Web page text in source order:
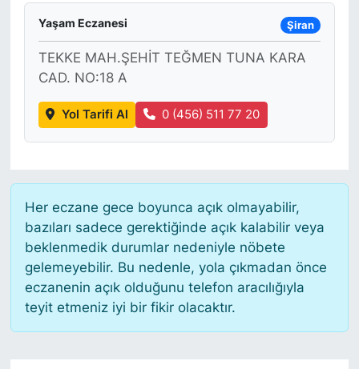
Yaşam Eczanesi Şiran
TEKKE MAH.ŞEHİT TEĞMEN TUNA KARA
CAD. NO:18 A
Yol Tarifi Al 0 (456) 511 77 20
Her eczane gece boyunca açık olmayabilir,
bazıları sadece gerektiğinde açık kalabilir veya
beklenmedik durumlar nedeniyle nöbete
gelemeyebilir. Bu nedenle, yola çıkmadan önce
eczanenin açık olduğunu telefon aracılığıyla
teyit etmeniz iyi bir fikir olacaktır.